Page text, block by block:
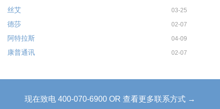
丝艾 03-25
德莎 02-07
阿特拉斯 04-09
康普通讯 02-07
现在致电 400-070-6900 OR 查看更多联系方式 →